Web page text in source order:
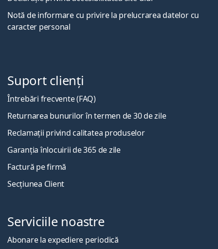
Notă de informare cu privire la prelucrarea datelor cu
caracter personal
Suport clienți
Întrebări frecvente (FAQ)
Returnarea bunurilor în termen de 30 de zile
Reclamații privind calitatea produselor
Garanția înlocuirii de 365 de zile
Factură pe firmă
Secțiunea Client
Serviciile noastre
Abonare la expediere periodică